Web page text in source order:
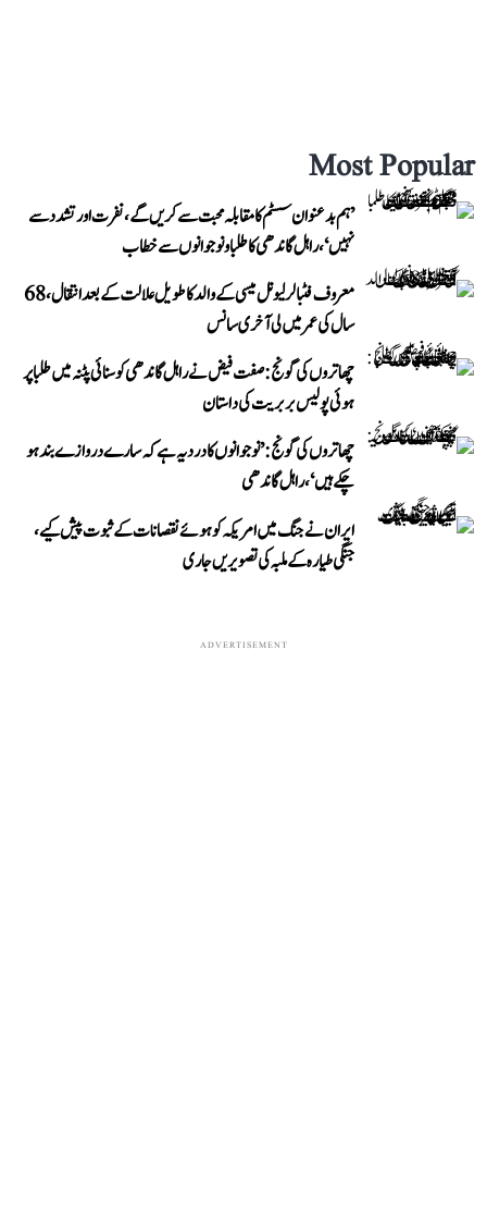
Most Popular
’ہم بدعنوان سسٹم کا مقابلہ محبت سے کریں گے، نفرت اور تشدد سے
نہیں‘، راہل گاندھی کا طلبا و نوجوانوں سے خطاب
معروف فٹبالر لیونل میسی کے والد کا طویل علالت کے بعد انتقال، 68
سال کی عمر میں لی آخری سانس
چھاتروں کی گونج: صفت فیض نے راہل گاندھی کو سنائی پٹنہ میں طلبا پر
ہوئی پولیس بربریت کی داستان
چھاتروں کی گونج: ’نوجوانوں کا درد یہ ہے کہ سارے دروازے بند ہو
چکے ہیں‘، راہل گاندھی
ایران نے جنگ میں امریکہ کو ہوئے نقصانات کے ثبوت پیش کیے،
جنگی طیارہ کے ملبہ کی تصویریں جاری
ADVERTISEMENT